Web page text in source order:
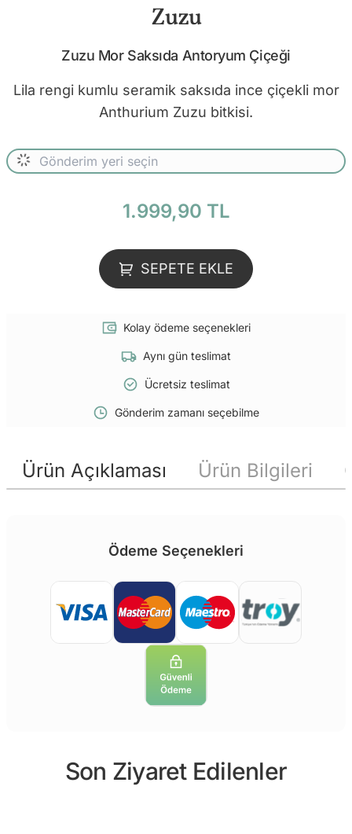
Zuzu
Zuzu Mor Saksıda Antoryum Çiçeği
Lila rengi kumlu seramik saksıda ince çiçekli mor
Anthurium Zuzu bitkisi.
1.999,90 TL
SEPETE EKLE
Kolay ödeme seçenekleri
Aynı gün teslimat
Ücretsiz teslimat
Gönderim zamanı seçebilme
Ürün Açıklaması Ürün Bilgileri
Ödeme Seçenekleri
Son Ziyaret Edilenler